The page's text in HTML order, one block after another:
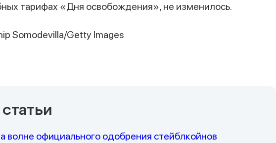
тарифах «Дня освобождения», не изменилось.
Somodevilla/Getty Images
волне официального одобрения стейблкойнов